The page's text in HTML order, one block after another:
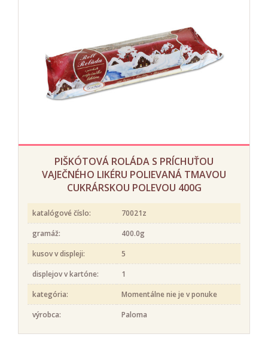
PIŠKÓTOVÁ ROLÁDA S PRÍCHUŤOU
VAJEČNÉHO LIKÉRU POLIEVANÁ TMAVOU
CUKRÁRSKOU POLEVOU 400G
katalógové číslo:
70021z
gramáž:
400.0g
kusov v displeji:
5
displejov v kartóne:
1
kategória:
Momentálne nie je v ponuke
výrobca:
Paloma